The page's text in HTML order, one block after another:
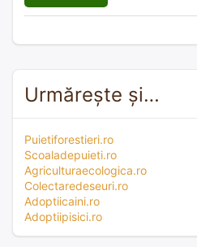
Urmărește și…
Puietiforestieri.ro
Scoaladepuieti.ro
Agriculturaecologica.ro
Colectaredeseuri.ro
Adoptiicaini.ro
Adoptiipisici.ro